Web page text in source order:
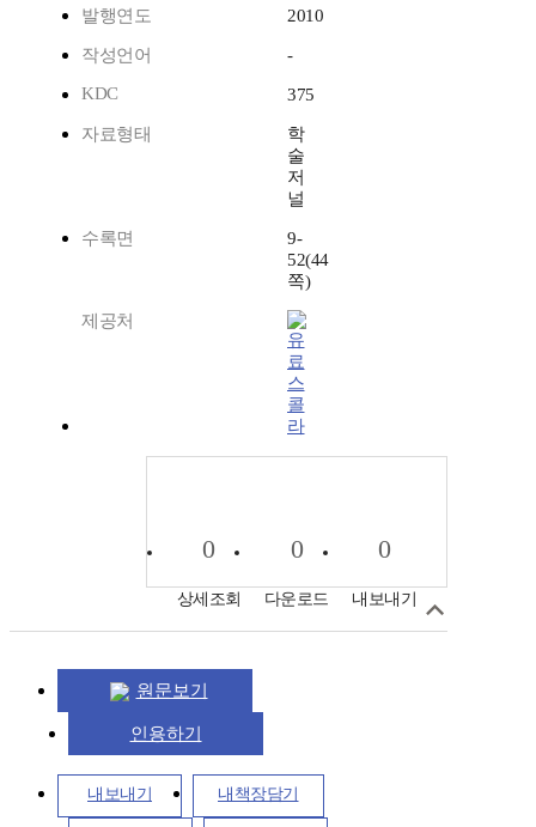
발행연도 2010
작성언어
-
KDC
375
자료형태
학
술
저
널
수록면
9-
52(44
쪽)
제공처
스
콜
라
0
상세조회
0
다운로드
0
내보내기
원문보기
인용하기
내보내기 내책장담기